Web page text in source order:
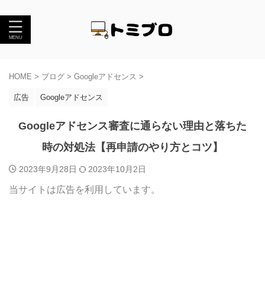
HOME > ブログ > Googleアドセンス >
広告 Googleアドセンス
Googleアドセンス審査に通らない理由と落ちた
時の対処法【再申請のやり方とコツ】
2023年9月28日 2023年10月2日
当サイトは広告を利用しています。